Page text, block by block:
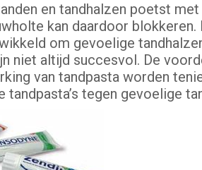
en tandhalzen poetst
kan daardoor
om gevoelige
niet altijd succesvol. De
van tandpasta worden
tandpasta’s tegen gevoelige